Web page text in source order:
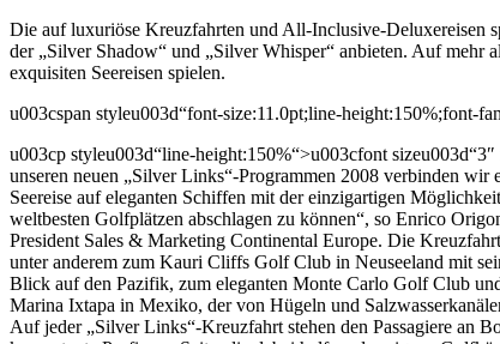
Die auf luxuriöse Kreuzfahrten und All-Inclusive-Deluxereisen
der „Silver Shadow“ und „Silver Whisper“ anbieten. Auf
exquisiten Seereisen spielen.
u003cspan styleu003d“font-size:11.0pt;line-height:150%;font-
u003cp styleu003d“line-height:150%“>u003cfont
unseren neuen „Silver Links“-Programmen 2008 verbinden wir
Seereise auf eleganten Schiffen mit der einzigartigen
weltbesten Golfplätzen abschlagen zu können“, so Enrico
President Sales & Marketing Continental Europe. Die
unter anderem zum Kauri Cliffs Golf Club in Neuseeland mit
Blick auf den Pazifik, zum eleganten Monte Carlo Golf Club
Marina Ixtapa in Mexiko, der von Hügeln und
Auf jeder „Silver Links“-Kreuzfahrt stehen den Passagiere an